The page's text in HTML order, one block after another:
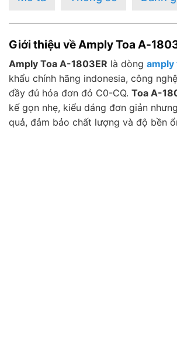
Giới thiệu về Amply Toa A-
Amply Toa A-1803ER là dòng amply
khẩu chính hãng indonesia, công
đầy đủ hóa đơn đỏ C0-CQ. Toa A-
kế gọn nhẹ, kiểu dáng đơn giản
quả, đảm bảo chất lượng và độ bền